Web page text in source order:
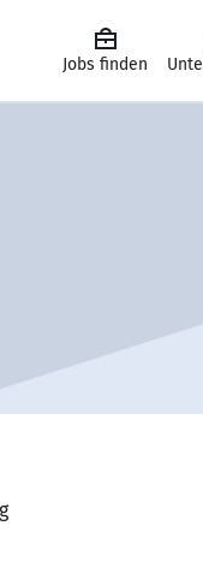
Jobs finden